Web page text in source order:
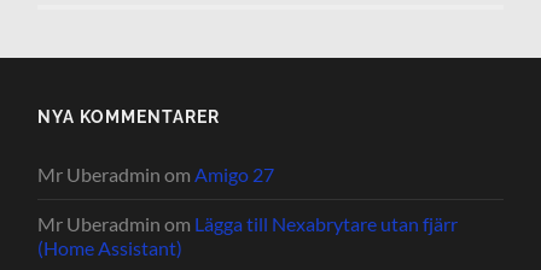
NYA KOMMENTARER
Mr Uberadmin omAmigo 27
Mr Uberadmin om Lägga till Nexabrytare utan fjärr
(Home Assistant)